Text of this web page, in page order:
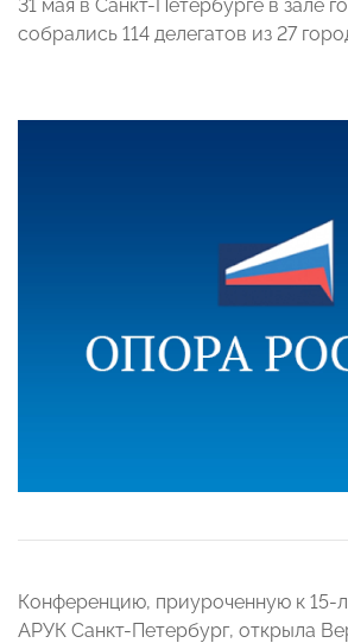
31 мая в Санкт-Петербурге в зале
собрались 114 делегатов из 27
Конференцию, приуроченную к 15-
АРУК Санкт-Петербург, открыла